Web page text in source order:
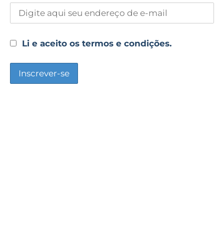
Li e aceito os termos e condições.